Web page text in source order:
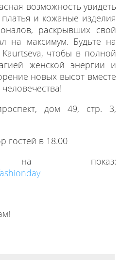
возможность увидеть
и кожаные изделия
раскрывших свой
на максимум. Будьте на
чтобы в полной
женской энергии и
новых высот вместе
дом 49, стр. 3,
гостей в 18.00
на показ: